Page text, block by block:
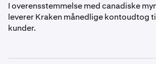
I overensstemmelse med canadiske
leverer Kraken månedlige kontoudtog
kunder.